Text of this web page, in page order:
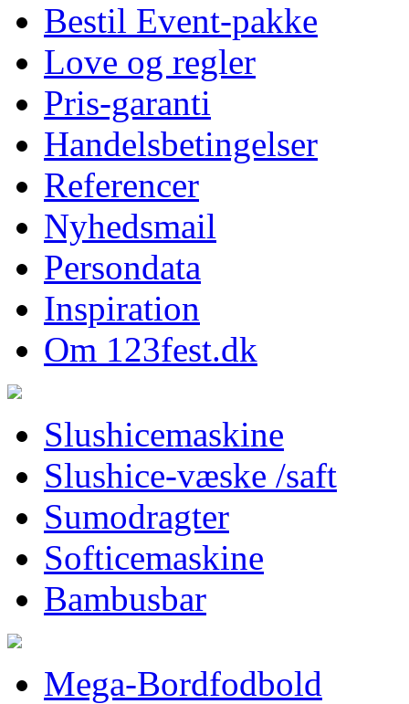
Bestil Event-pakke
Love og regler
Pris-garanti
Handelsbetingelser
Referencer
Nyhedsmail
Persondata
Inspiration
Om 123fest.dk
Slushicemaskine
Slushice-væske /saft
Sumodragter
Softicemaskine
Bambusbar
Mega-Bordfodbold